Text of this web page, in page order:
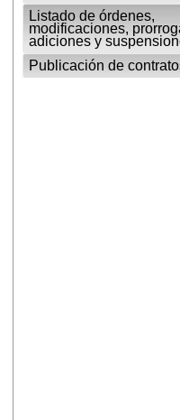
Listado de órdenes,
modificaciones,
adiciones y
Publicación de